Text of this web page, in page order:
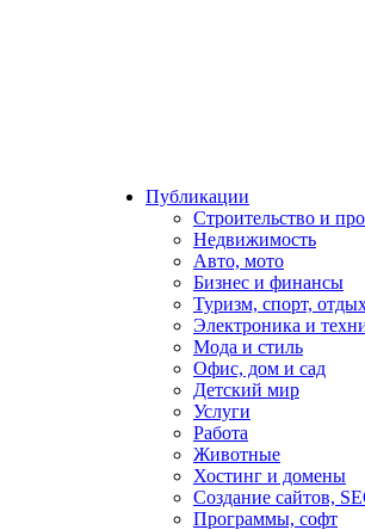
Публикации
Строительство и
Недвижимость
Авто, мото
Бизнес и финансы
Туризм, спорт,
Электроника и
Мода и стиль
Офис, дом и cад
Детский мир
Услуги
Работа
Животные
Хостинг и домены
Создание сайтов,
Программы, софт